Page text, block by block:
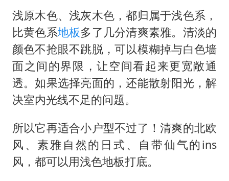
浅原木色、浅灰木色，都归属于浅色系，
比黄色系地板多了几分清爽素雅。清淡的
颜色不抢眼不跳脱，可以模糊掉与白色墙
面之间的界限，让空间看起来更宽敞通
透。如果选择亮面的，还能散射阳光，解
决室内光线不足的问题。
所以它再适合小户型不过了！清爽的北欧
风、素雅自然的日式、自带仙气的 ins
风，都可以用浅色地板打底。